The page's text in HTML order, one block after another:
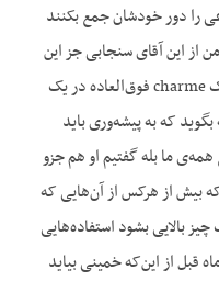
را دور خودشان جمع بکنند
از این آقای سنجابی جز این
هیچ خاصیتی ندیدم. یک آدمی است با یک charme فوق‌العاده در یک
که به پیشه‌وری باید
ما بله گفتیم او هم جزو
بیش از هرکس از آن‌هایی که
بالایی بشود استفاده‌هایی
قبل از این‌که خمینی بیاید